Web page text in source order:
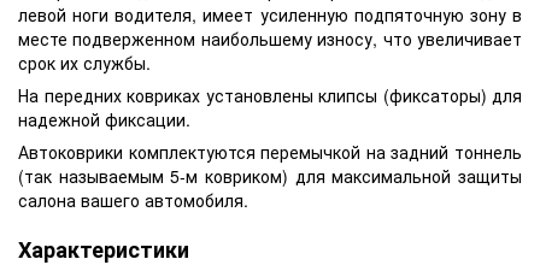
левой ноги водителя, имеет усиленную подпяточную зону в
месте подверженном наибольшему износу, что увеличивает
срок их службы.
На передних ковриках установлены клипсы (фиксаторы) для
надежной фиксации.
Автоковрики комплектуются перемычкой на задний тоннель
(так называемым 5-м ковриком) для максимальной защиты
салона вашего автомобиля.
Характеристики